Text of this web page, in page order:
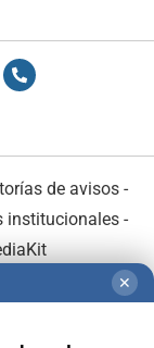
de avisos -
institucionales-
✕